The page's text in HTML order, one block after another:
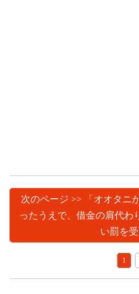
次のページ >> 「オオタニ
ったうえで、借金の肩代わ
い罰を受
1